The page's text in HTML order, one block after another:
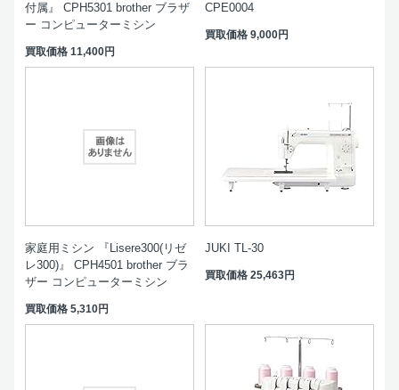
付属』 CPH5301 brother ブラザ
ー コンピューターミシン
買取価格 11,400円
CPE0004
買取価格9,000円
家庭用ミシン 『Lisere300(リゼ
レ300)』 CPH4501 brother ブラ
ザー コンピューターミシン
買取価格 5,310円
JUKI TL-30
買取価格25,463円